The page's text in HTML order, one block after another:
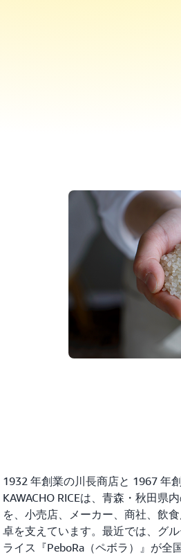
1932 年創業の川長商店と 1967 年
KAWACHO RICEは、青森・秋田県
を、小売店、メーカー、商社、飲
卓を支えています。最近では、グ
ライス『PeboRa（ペボラ）』が全